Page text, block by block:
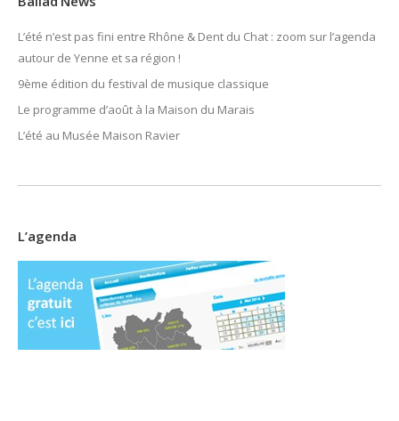
L’été n’est pas fini entre Rhône & Dent du Chat : zoom sur l’agenda
autour de Yenne et sa région !
9ème édition du festival de musique classique
Le programme d’août à la Maison du Marais
L’été au Musée Maison Ravier
L’agenda